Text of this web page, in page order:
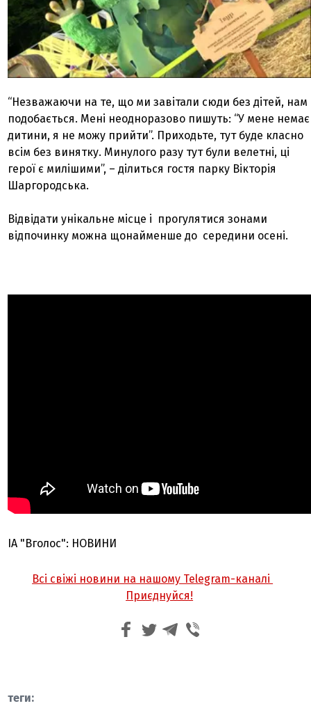
“Незважаючи на те, що ми завітали сюди без дітей, нам
подобається. Мені неодноразово пишуть: “У мене немає
дитини, я не можу прийти”. Приходьте, тут буде класно
всім без винятку. Минулого разу тут були велетні, ці
герої є милішими”, – ділиться гостя парку Вікторія
Шаргородська.
Відвідати унікальне місце і прогулятися зонами
відпочинку можна щонайменше до середини осені.
ІА "Вголос": НОВИНИ
Всі свіжі новини на нашому Telegram-каналі
Приєднуйся!